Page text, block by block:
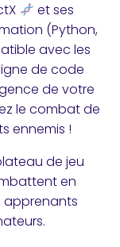
et ses
(Python,
avec les
de code
de votre
le combat de
ennemis !
de jeu
en
apprenants